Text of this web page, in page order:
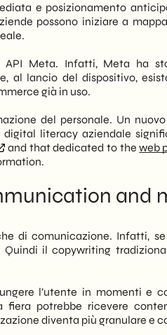
e posizionamento
possono iniziare a
API Meta. Infatti, Meta ha
al lancio del dispositivo,
già in uso.
del personale. Un
literacy aziendale
and that dedicated to theweb
and
di comunicazione. Infatti,
il copywriting
l’utente in momenti e
fiera potrebbe ricevere
diventa più granulare e